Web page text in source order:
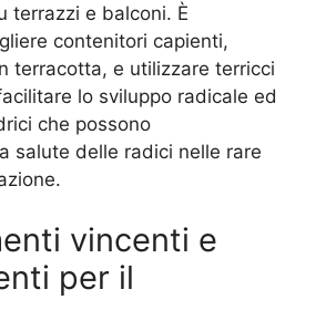
terrazzi e balconi. È
contenitori capienti,
terracotta, e utilizzare terricci
lo sviluppo radicale ed
che possono
salute delle radici nelle rare
vincenti e
per il